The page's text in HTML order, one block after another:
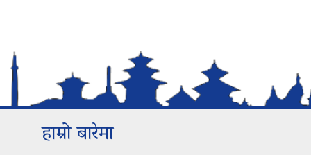
हाम्रो बारेमा